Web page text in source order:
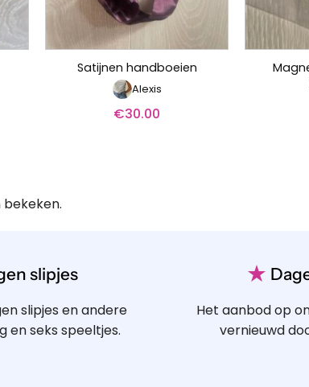
Satijnen handboeien
Alexis
€30.00
slipjes
slipjes en andere
en seks speeltjes.
★
Het aanbod op
vernieuwd